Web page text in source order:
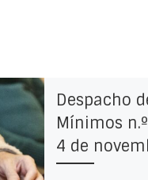
Despacho
Mínimos
4 de